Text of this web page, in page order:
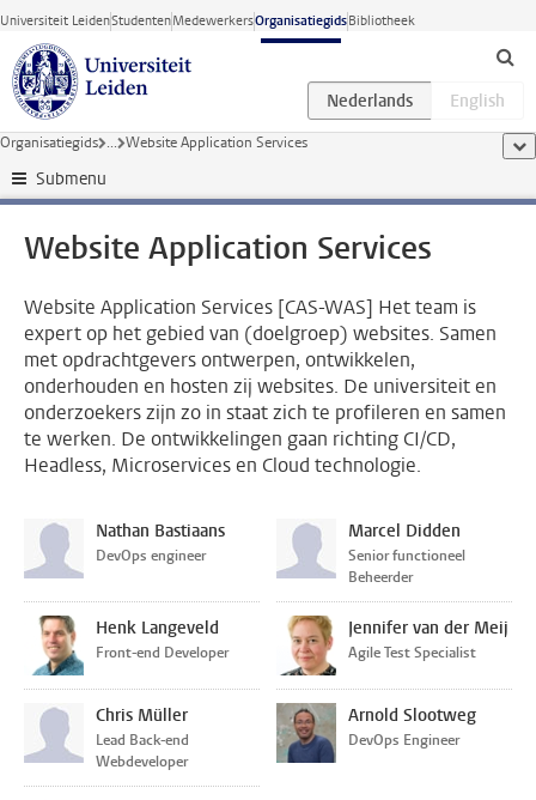
Ga direct naar de inhoud
Universiteit LeidenStudentenMedewerkersOrganisatiegidsBibliotheek
Organisatiegids ... Website Application Services
Submenu
Website Application Services
Website Application Services [CAS-WAS] Het team is
expert op het gebied van (doelgroep) websites. Samen
met opdrachtgevers ontwerpen, ontwikkelen,
onderhouden en hosten zij websites. De universiteit en
onderzoekers zijn zo in staat zich te profileren en samen
te werken. De ontwikkelingen gaan richting CI/CD,
Headless, Microservices en Cloud technologie.
Nathan Bastiaans
DevOps engineer
Marcel Didden
Senior functioneel
Beheerder
Henk Langeveld
Front-end Developer
Jennifer van der Meij
Agile Test Specialist
Chris Müller
Lead Back-end
Webdeveloper
Arnold Slootweg
DevOps Engineer